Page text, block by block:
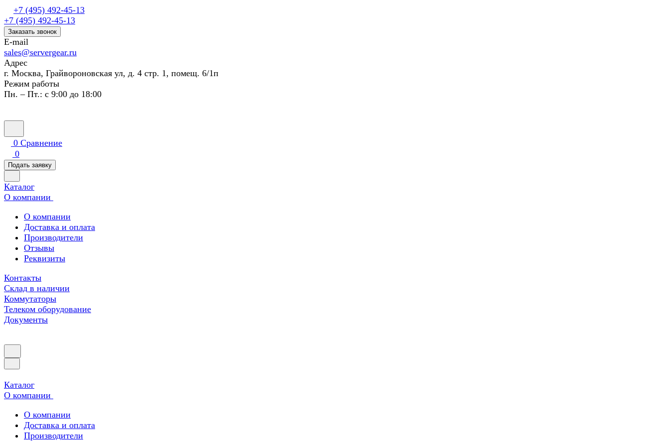
+7 (495) 492-45-13
+7 (495) 492-45-13
Заказать звонок
E-mail
sales@servergear.ru
Адрес
г. Москва, Грайвороновская ул, д. 4 стр. 1, помещ. 6/1п
Режим работы
Пн. – Пт.: с 9:00 до 18:00
0 Сравнение
0
Подать заявку
Каталог
О компании
О компании
Доставка и оплата
Производители
Отзывы
Реквизиты
Контакты
Склад в наличии
Коммутаторы
Телеком оборудование
Документы
Каталог
О компании
О компании
Доставка и оплата
Производители